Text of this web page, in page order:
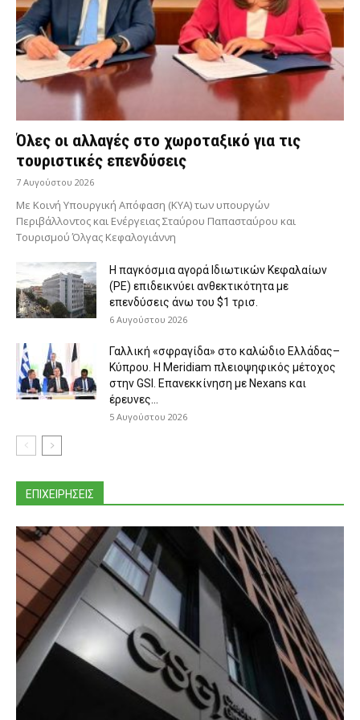
Όλες οι αλλαγές στο χωροταξικό για τις
τουριστικές επενδύσεις
7 Αυγούστου 2026
Με Κοινή Υπουργική Απόφαση (ΚΥΑ) των υπουργών
Περιβάλλοντος και Ενέργειας Σταύρου Παπασταύρου και
Τουρισμού Όλγας Κεφαλογιάννη
Η παγκόσμια αγορά Ιδιωτικών Κεφαλαίων
(PE) επιδεικνύει ανθεκτικότητα με
επενδύσεις άνω του $1 τρισ.
6 Αυγούστου 2026
Γαλλική «σφραγίδα» στο καλώδιο Ελλάδας–
Κύπρου. Η Meridiam πλειοψηφικός μέτοχος
στην GSI. Επανεκκίνηση με Nexans και
έρευνες...
5 Αυγούστου 2026
ΕΠΙΧΕΙΡΗΣΕΙΣ